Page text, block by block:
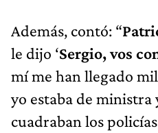
Además, contó: “
le dijo ‘Sergio, vos
mí me han llegado
yo estaba de ministra
cuadraban los